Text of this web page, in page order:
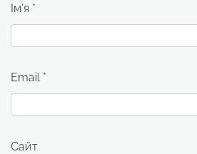
Ім'я *
Email *
Сайт